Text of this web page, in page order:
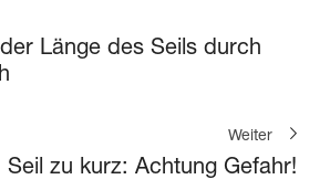
Länge des Seils durch
Weiter
Seil zu kurz: Achtung Gefahr!